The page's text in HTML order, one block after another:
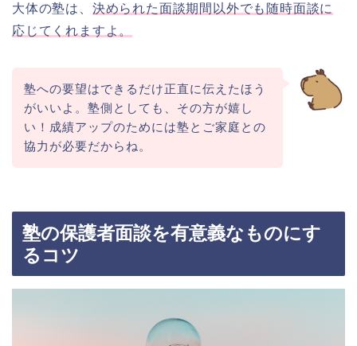
大体の塾は、 決められた面談期間以外でも随時面談に
応じてくれますよ。
塾への要望はできるだけ正直に伝えたほう
がいいよ。塾側としても、その方が嬉し
い！成績アップのためには塾とご家庭との
協力が必要だからね。
塾の保護者面談を有意義なものにす
るコツ